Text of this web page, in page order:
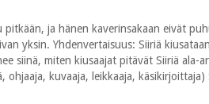
pitkään, ja hänen kaverinsakaan eivät
yksin. Yhdenvertaisuus: Siiriä
siinä, miten kiusaajat pitävät Siiriä ala-
ohjaaja, kuvaaja, leikkaaja,